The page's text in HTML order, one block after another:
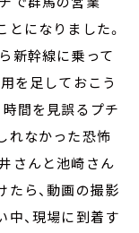
になりました。
新幹線に乗って
を足しておこう
時間を見誤るプチ
れなかった恐怖
さんと池崎さん
たら、動画の撮影
中、現場に到着す